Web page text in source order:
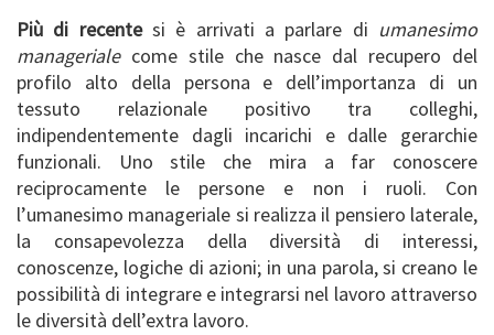
Più di recentesi è arrivati a parlare di umanesimo
managerialecome stile che nasce dal recupero del
profilo alto della persona e dell’importanza di un
tessuto relazionale positivo tra colleghi,
indipendentemente dagli incarichi e dalle gerarchie
funzionali. Uno stile che mira a far conoscere
reciprocamente le persone e non i ruoli. Con
l’umanesimo manageriale si realizza il pensiero laterale,
la consapevolezza della diversità di interessi,
conoscenze, logiche di azioni; in una parola, si creano le
possibilità di integrare e integrarsi nel lavoro attraverso
le diversità dell’extra lavoro.